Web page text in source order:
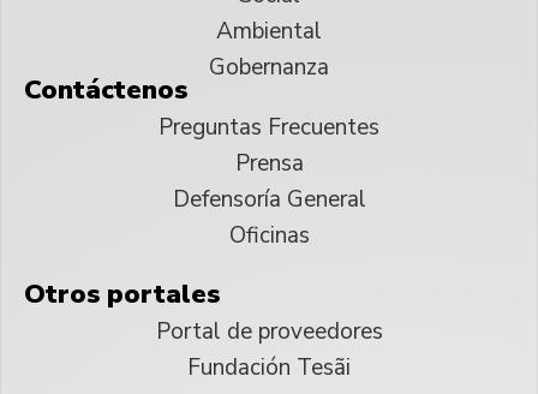
Ambiental
Gobernanza
Contáctenos
Preguntas Frecuentes
Prensa
Defensoría General
Oficinas
Otros portales
Portal de proveedores
Fundación Tesãi